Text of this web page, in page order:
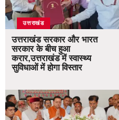
उत्तराखंड
उत्तराखंड सरकार और भारत
सरकार के बीच हुआ
करार,उत्तराखंड में स्वास्थ्य
सुविधाओं में होगा विस्तार